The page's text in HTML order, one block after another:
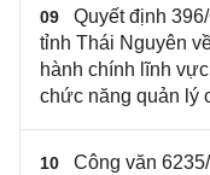
09
Quyết định
tỉnh Thái Nguyên
hành chính lĩnh
chức năng quản lý
10
Công văn